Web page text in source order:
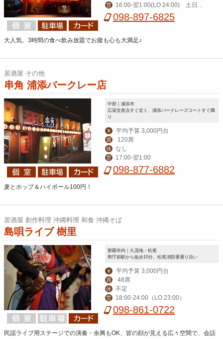
営
16:00-翌1:00(LO 24:00) 土日祝1
5:00-翌1:00(LO 24:00)
098-897-6825
大人気、3時間の食べ飲み放題でお腹も心も大満足♪
居酒屋 その他
串角 浦添バークレー店
中部｜浦添市
広栄交差点すぐ近く、浦添バークレーズコートすぐ隣
り
￥ 平均予算 3,000円台
席 120席
休 なし
営 17:00-翌1:00
098-877-6882
麦とホップ＆ハイボール100円！
居酒屋 創作料理 沖縄料理 和食 沖縄そば
島唄ライブ 樹里
那覇市内｜久茂地・松尾
県庁前駅から徒歩10分。松尾消防署通り沿い
￥ 平均予算 3,000円台
席 48席
休 不定
営 18:00-24:00（LO 23:00）
098-861-0722
民謡ライブ用ステージでの演奏・余興もOK、皆の顔が見える広々空間で、会話